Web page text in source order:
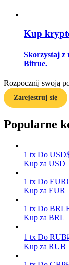
Dowiedz się,
Zarabiać
Kup
Skorzystaj z
Bitrue.
Rozpocznij swoją
Zarejestruj się
Popularne
1 tx Do USD
Kup za USD
1 tx Do EUR
Kup za EUR
1 tx Do BRL
Kup za BRL
1 tx Do RUB
Kup za RUB